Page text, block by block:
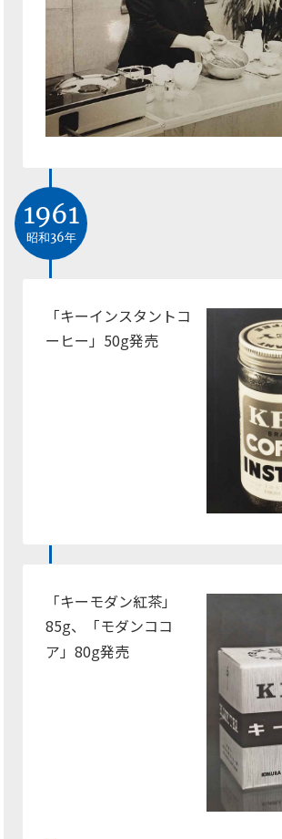
「キーインスタントコ
ーヒー」50g発売
「キーモダン紅茶」
85g、「モダンココ
ア」80g発売
1961
昭和36年